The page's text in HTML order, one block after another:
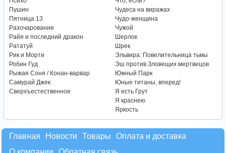
Пушин
Пятница 13
Разочарование
Райя и последний дракон
Рататуй
Рик и Морти
Робин Гуд
Рыжая Соня / Конан-варвар
Самурай Джек
Сверхъестественное
Чудеса на виражах
Чудо-женщина
Чужой
Шерлок
Шрек
Эльвира: Повелительница тьмы
Эш против Зловещих мертвецов
Южный Парк
Юные титаны, вперед!
Я есть Грут
Я краснею
Яркость
Главная Новости Товары
Оплата и доставка